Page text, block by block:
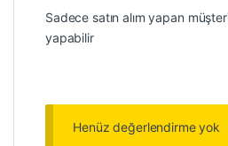
Sadece satın alım yapan
yapabilir
Henüz değerlendirme yok